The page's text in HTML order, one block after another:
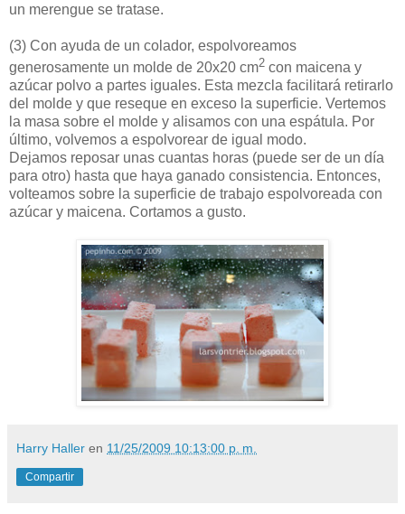
un merengue se tratase.
(3) Con ayuda de un colador, espolvoreamos
generosamente un molde de 20x20 cm2 con maicena y
azúcar polvo a partes iguales. Esta mezcla facilitará retirarlo
del molde y que reseque en exceso la superficie. Vertemos
la masa sobre el molde y alisamos con una espátula. Por
último, volvemos a espolvorear de igual modo.
Dejamos reposar unas cuantas horas (puede ser de un día
para otro) hasta que haya ganado consistencia. Entonces,
volteamos sobre la superficie de trabajo espolvoreada con
azúcar y maicena. Cortamos a gusto.
Harry Haller en 11/25/2009 10:13:00 p. m.
Compartir